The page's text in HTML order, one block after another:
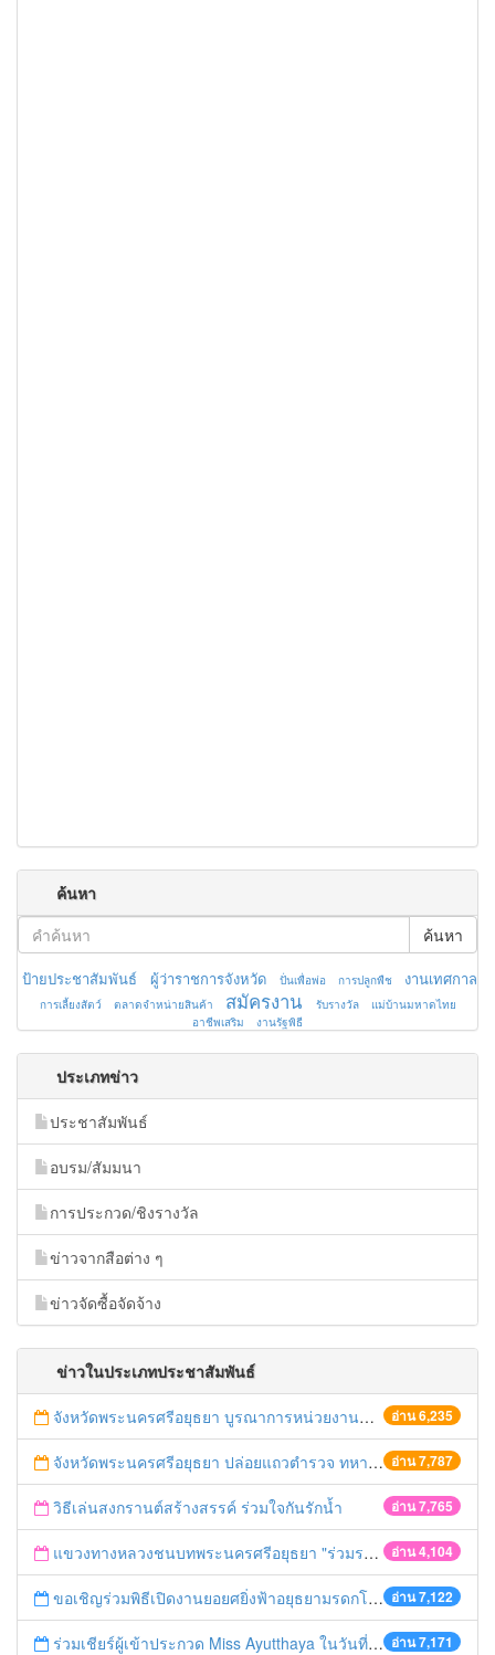
ค้นหา
ค้นหา
ป้ายประชาสัมพันธ์ ผู้ว่าราชการจังหวัด ปั่นเพื่อพ่อ การปลูกพืช งานเทศกาล
การเลี้ยงสัตว์ ตลาดจำหน่ายสินค้า สมัครงาน รับรางวัล
แม่บ้านมหาดไทย
อาชีพเสริม
งานรัฐพิธี
ประเภทข่าว
ประชาสัมพันธ์
อบรม/สัมมนา
การประกวด/ชิงรางวัล
ข่าวจากสือต่าง ๆ
ข่าวจัดซื้อจัดจ้าง
ข่าวในประเภทประชาสัมพันธ์
อ่าน 6,235
จังหวัดพระนครศรีอยุธยา บูรณาการหน่วยงานที่เกี่ยวข้อง ลงพื้นที่จัดระเบียบและดำเนินมาตรการตามบทลงโทษสูงสุดกับผู้ประกอบการร้านค้าที่ยังฝ่าฝืนตั้งร้านค้ารุกล้ำเขตพื้นที่ทางหลวง เตรียมความปลอดภัยก่อนเทศกาลสงกรานต์
อ่าน 7,787
จังหวัดพระนครศรีอยุธยา ปล่อยแถวตำรวจ ทหาร ฝ่ายปกครอง กว่า 100 นาย ตรวจเข้มท่ารถสาธารณะ สถานีขนส่งรถโดยสาร วินรถตู้ และสถานีรถไฟ เตรียมรับมือเทศกาลสงกรานต์
อ่าน 7,765
วิธีเล่นสงกรานต์สร้างสรรค์ ร่วมใจกันรักน้ำ
อ่าน 4,104
แขวงทางหลวงชนบทพระนครศรีอยุธยา "ร่วมรณรงค์ ขับช้า เปิดไฟหน้า คาดเข็มขัด" เทศกาลสงกรานต์ ปี 2561
อ่าน 7,122
ขอเชิญร่วมพิธีเปิดงานยอยศยิ่งฟ้าอยุธยามรดกโลก
อ่าน 7,171
ร่วมเชียร์ผู้เข้าประกวด Miss Ayutthaya ในวันที่ 15 ธันวาคม 2560